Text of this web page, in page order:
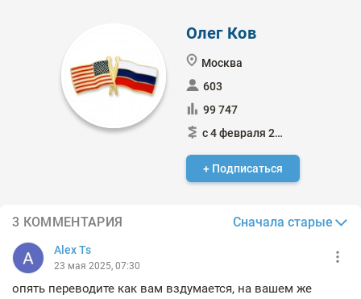
Олег Ков
Москва
603
99 747
с 4 февраля 2021
+ Подписаться
3 КОММЕНТАРИЯ Сначала старые
Alex Ts
23 мая 2025, 07:30
опять переводите как вам вздумается, на вашем же